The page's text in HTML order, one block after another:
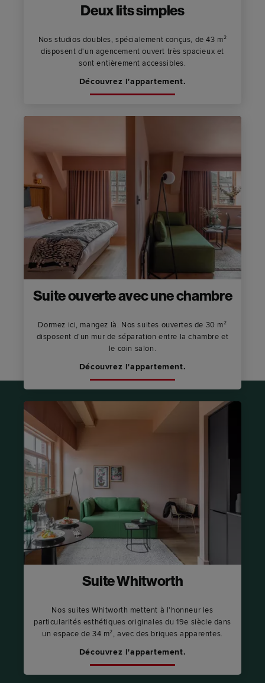
Deux lits simples
Nos studios doubles, spécialement conçus, de 43 m²
disposent d'un agencement ouvert très spacieux et
sont entièrement accessibles.
Découvrez l'appartement.
Suite ouverte avec une chambre
Dormez ici, mangez là. Nos suites ouvertes de 30 m²
disposent d'un mur de séparation entre la chambre et
le coin salon.
Découvrez l'appartement.
Suite Whitworth
Nos suites Whitworth mettent à l'honneur les
particularités esthétiques originales du 19e siècle dans
un espace de 34 m², avec des briques apparentes.
Découvrez l'appartement.